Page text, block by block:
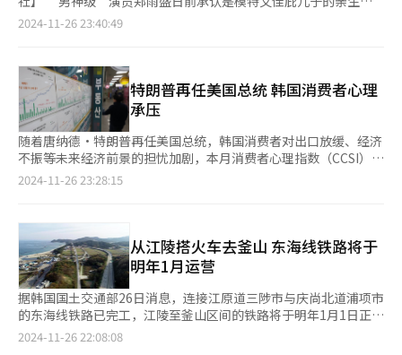
盛的地区，共享住宿有望收获持久的经济回报；反之，则可能面临
战，为了确保经营的持续性与稳定性，周密的规划与持续的管理不
可或缺。
到“心动领域”。此外，参观者还可以亲身体验各种AI设备，例如
根据情绪实时调整室内环境的智能家居系统，或搭载最前沿技术的
摸未来的温度：AI不再是高冷科技 “‘I LOVE AI：KME2024’的
目标是让AI从令人敬畏的高冷技术，变成人人都能轻松使用的工
具，”展会负责人表示，“在伦理与安全的基础上，我们希望与大
众共建一个既亲切又触手可及的未来世界。” 从沉浸式娱乐到健
康管理，从智能家居到行业创新，“I LOVE AI：KME2024”不仅
是一次技术的盛会，更是一幅未来生活的蓝图。无论你是科技爱好
者，还是对AI完全陌生的普通参观者，都能在这里感受到AI的无限
活。 正在测试设备的手机【摄影 记者 崔锦宁】 来自首尔某大学的
学生朴元锡在接受本报记者采访时表示：“听到专家们分享元宇宙
与AI对教育的影响，感觉未来会更加灵活和个性化。尤其是可以和
元宇宙里的AI角色互动，简直像交了个未来的朋友！” 一位来自某
科技公司的参展者金旭亨（音）也表示：“展会的内容丰富又实
用，特别是医疗和教育领域的AI应用给我很多启发。看到了许多可
落地的方案，让我对商业模式的未来充满信心。”
求。 同居关系在体感上可能与事实婚姻相似，但在有子女的情况
下，法律上的差异就十分明显。如果同居伴侣可以在育儿方面享受
护人，或者在年度所得税申报时享受税收优惠，这种《生活伴侣
法》就能有效支持非传统形态的家庭。 在有制度保障同居状态下
生育和抚养权利的情况下，1000名全体受访者中的40.7%表示即
使不结婚也愿意生育，还有35.1%的受访者对非婚生育持积极态
度。非婚生育包括未婚个人生育和未婚伴侣共同生育，通过精子捐
赠手术生育的在韩活动日本艺人藤田小百合就是未婚个人生育的典
型案例。 藤田小百合与通过精子捐赠诞下的儿子Zen【图片来源
网络】 韩国统计厅此前发布的调查数据显示，在3.6万多名13岁以
育，较2014年的30.3%显著提高12.5个百分点。 目前韩国社会依
旧习惯视婚姻为生育的前提，但并不是所有女性在没有配偶的情况
下都不考虑生育。与合适的人一起生活到双方同意分开为止是一件
非常私人的事情，但把情感纽带固定在婚姻制度中并需要同通过法
律手续来改变关系，难免会有人对此感到抗拒。 韩国法律并未明
令禁止非婚生育，但实际操作中还存在诸多限制。根据《生命伦理
与安全法》第24条，医疗机构在实施胚胎生成技术时须获得配偶同
访者认为是与岗位相关的工作经验。韩国经营者总协会指出，求职
青年已经意识到岗位经验的重要性，但在求职过程中获得与岗位相
（多选），59.2%的受访者选择工作与生活平衡，其后依次是完善
的员工福利制度（54.2%）和公平的薪酬机制（50.1%）。对于理
想薪资水平，50.5%的受访者选择年薪3000万至4000万韩元。理
想工作地点方面，61.2%的受访者希望在首都地区工作。 此外，
42.6%的受访者在求职过程中使用过ChatGPT等生成式人工智能
（AI）技术，其中60.1%主要用于撰写自我介绍书。 韩国经营者总
协会就业与社会政策本部长林永泰（音）表示，求职青年希望摆脱
职场中的资历导向文化，转向关注绩效的评价和薪酬体系，同时也
验和职业发展的机会，因此需要加强企业主导的职业培训计划，并
与就业服务机构建立更加紧密的联系，为青年应对就业挑战提供有
效支援。 20日，在釜山海云台区BEXCO第二展厅举行的“2024釜
山ICT工作岗位博览会”上，求职青年正在接受求职指导。【图片
来源 韩联社】
亲，在韩国引起轩然大波。虽然韩国社会对于婚外生育日渐持包容
闻，无一不对艺人形象造成致命性的打击。最具代表性的是人气偶
像金贤重于2014年被曝与前女友未婚生子，事业如日中天的金贤
重因此中止演艺活动，直至2018年通过出演KBS电视剧《感激时
代：斗神的诞生》复出，但人气已与巅峰时期不可同日而语。 随
着社会的变迁，韩国对于婚外生育的观念也渐趋开放。2021年，
75岁的“老戏骨”金容建在离婚25年后，与比自己小39岁的女友
生下儿子，当时金容建担心自己年事已高无法承担养育责任，曾要
求女方堕胎，但后来最终两人达成和解，金容建为儿子登记户籍，
这起事件当时在韩国引发不小的争议。但近来金容建不惧舆论压
力，携3岁的幼子出演综艺《爸爸是花中年》，在节目中分享育儿
生活，也令观众对非婚生子的观点有所转变。 对于郑雨盛的“塌
房”，网上的意见也众说纷纭，支持郑雨盛的意见称：“什么年代
了，结婚再生娃早就过时了”、“韩国的生育率都全球垫底了，应
该接受多样化的家庭组成”、“C罗也有私生子，韩国太保守
了”，反对意见则表示：“韩国是好莱坞吗？”、“绅士人设崩
塌，太令人失望了！”等等。 大众文化评论家郑德贤（音）称，
2024-11-26 23:40:49
特朗普再任美国总统 韩国消费者心理
承压
随着唐纳德·特朗普再任美国总统，韩国消费者对出口放缓、经济
不振等未来经济前景的担忧加剧，本月消费者心理指数（CCSI）有
所下降。目前，整体指数仍保持在相对乐观的水平，但构成指标之
者心理指数为100.7，较上月下跌1个点。央行分析称，美国大选结
果带来的经济不确定性、出口增长势头放缓等因素共同推动了消费
者心理的疲软。 消费者心理指数是构成消费者动向指数（CSI）的
15个指数中，利用目前生活状况、生活水平展望、家庭收入展望、
消费支出展望、目前经济判断、未来经济展望6个指数计算的指
标，高于100时，表示消费心理乐观，反之则相反。 构成消费者心
理指数的6个指数中，今后经济展望（74）指数环比大幅下降7个
点，创自去年11月以来的最低水平，也是自2022年7月以来的最大
2024-11-26 23:28:15
从江陵搭火车去釜山 东海线铁路将于
明年1月运营
据韩国国土交通部26日消息，连接江原道三陟市与庆尚北道浦项市
的东海线铁路已完工，江陵至釜山区间的铁路将于明年1月1日正式
运营。三陟至浦项铁路总长166.3公里，总投资3.4289万亿韩元
2024-11-26 22:08:08